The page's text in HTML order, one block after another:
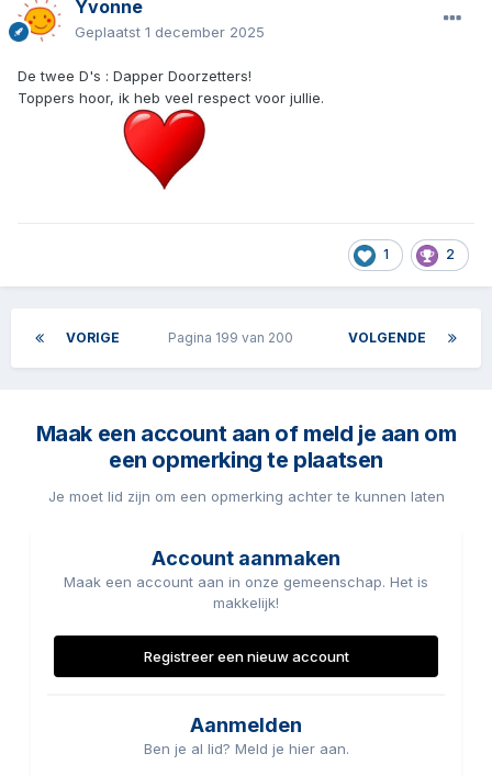
Yvonne
Geplaatst 1 december 2025
De twee D's : Dapper Doorzetters!
Toppers hoor, ik heb veel respect voor jullie.
1 2
VORIGE VOLGENDE
Pagina 199 van 200
Maak een account aan of meld je aan om
een opmerking te plaatsen
Je moet lid zijn om een opmerking achter te kunnen laten
Account aanmaken
Maak een account aan in onze gemeenschap. Het is
makkelijk!
Registreer een nieuw account
Aanmelden
Ben je al lid? Meld je hier aan.